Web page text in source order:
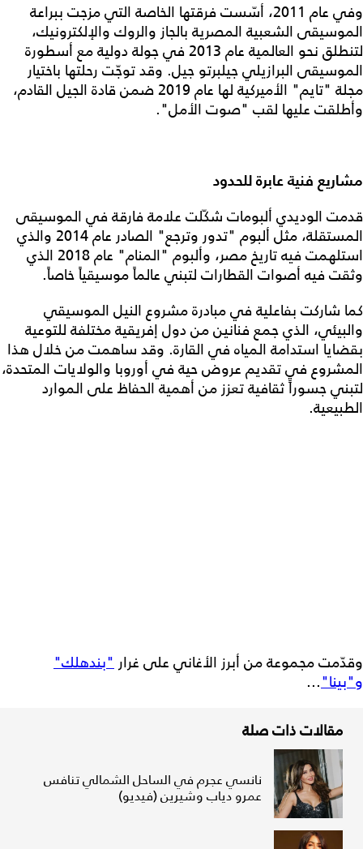
وفي عام 2011، أسّست فرقتها الخاصة التي مزجت ببراعة
الموسيقى الشعبية المصرية بالجاز والروك والإلكترونيك،
لتنطلق نحو العالمية عام 2013 في جولة دولية مع أسطورة
الموسيقى البرازيلي جيلبرتو جيل. وقد توجّت رحلتها باختيار
مجلة "تايم" الأميركية لها عام 2019 ضمن قادة الجيل القادم،
وأطلقت عليها لقب "صوت الأمل".
مشاريع فنية عابرة للحدود
قدمت الوديدي ألبومات شكّلت علامة فارقة في الموسيقى
المستقلة، مثل ألبوم "تدور وترجع" الصادر عام 2014 والذي
استلهمت فيه تاريخ مصر، وألبوم "المنام" عام 2018 الذي
وثقت فيه أصوات القطارات لتبني عالماً موسيقياً خاصاً.
كما شاركت بفاعلية في مبادرة مشروع النيل الموسيقي
والبيئي، الذي جمع فنانين من دول إفريقية مختلفة للتوعية
بقضايا استدامة المياه في القارة. وقد ساهمت من خلال هذا
المشروع في تقديم عروض حية في أوروبا والولايات المتحدة،
لتبني جسوراً ثقافية تعزز من أهمية الحفاظ على الموارد
الطبيعية.
وقدّمت مجموعة من أبرز الأغاني على غرار"بندهلك"
و"بينا"...
مقالات ذات صلة
نانسي عجرم في الساحل الشمالي تنافس
عمرو دياب وشيرين (فيديو)